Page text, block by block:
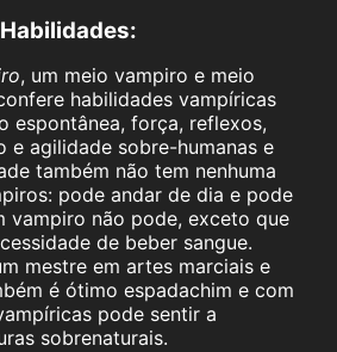
, um meio vampiro e meio
habilidades vampíricas
espontânea, força, reflexos,
e agilidade sobre-humanas e
também não tem nenhuma
pode andar de dia e pode
vampiro não pode, exceto que
de beber sangue.
mestre em artes marciais e
é ótimo espadachim e com
pode sentir a
sobrenaturais.